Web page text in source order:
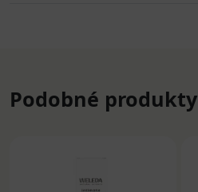
Podobné produkty